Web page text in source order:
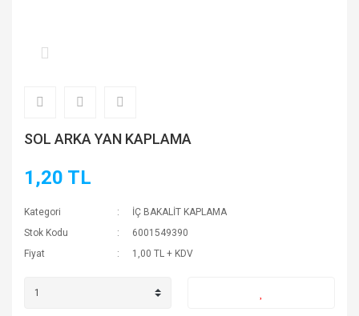
SOL ARKA YAN KAPLAMA
1,20 TL
Kategori
İÇ BAKALİT KAPLAMA
Stok Kodu
6001549390
Fiyat
1,00 TL + KDV